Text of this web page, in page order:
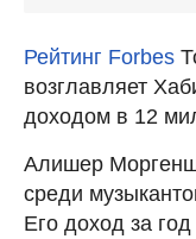
Рейтинг Forbes
возглавляет
доходом в 12
Алишер
среди
Его доход за